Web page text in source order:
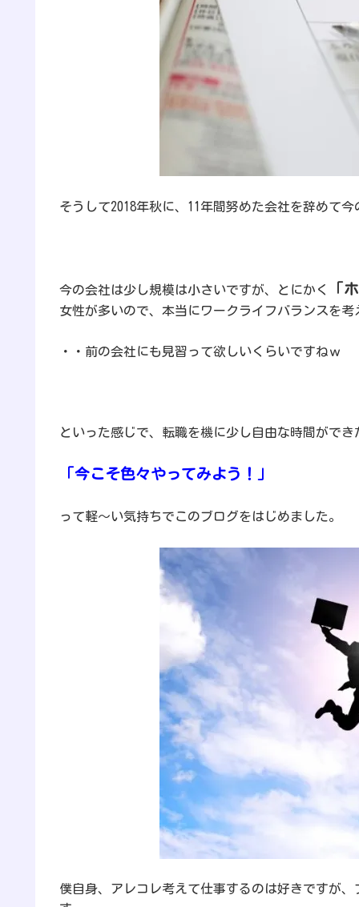
そうして2018年秋に、 11年間努めた会社を辞めて
今の会社は少し規模は小さいですが、とにかく 「
女性が多いので、本当にワークライフバランスを
・・前の会社にも見習って欲しいくらいですねｗ
といった感じで、転職を機に少し自由な時間ができ
「今こそ色々やってみよう！」
って軽〜い気持ちでこのブログをはじめました。
僕自身、アレコレ考えて仕事するのは好きですが